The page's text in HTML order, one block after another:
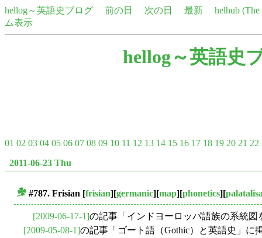
hellog～英語史ブログ 前の日 次の日 最新
helhub
ム表示
hellog～英語史
01 02 03 04 05 06 07 08 09 10 11 12 13 14 15 16 17 18 19 20 21 22
2011-06-23 Thu
#787. Frisian [frisian][germanic][map][phonetics][
[2009-06-17-1]の記事「インドヨーロッパ語族の系統
[2009-05-08-1]の記事「ゴート語（Gothic）と英語史」に